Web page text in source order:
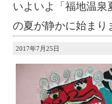
いよいよ「福地温泉
の夏が静かに始まり
2017年7月25日